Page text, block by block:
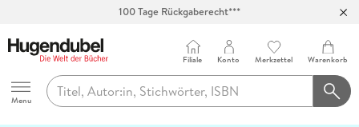
100 Tage Rückgaberecht***
Hugendubel
Menu
Filiale Konto Merkzettel Warenkorb